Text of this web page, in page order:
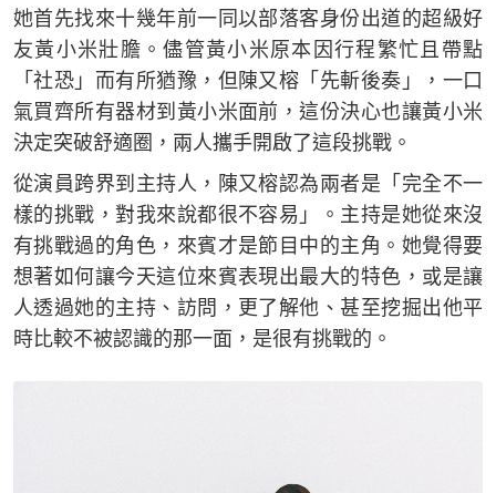
她首先找來十幾年前一同以部落客身份出道的超級好
友黃小米壯膽。儘管黃小米原本因行程繁忙且帶點
「社恐」而有所猶豫，但陳又榕「先斬後奏」，一口
氣買齊所有器材到黃小米面前，這份決心也讓黃小米
決定突破舒適圈，兩人攜手開啟了這段挑戰。
從演員跨界到主持人，陳又榕認為兩者是「完全不一
樣的挑戰，對我來說都很不容易」。主持是她從來沒
有挑戰過的角色，來賓才是節目中的主角。她覺得要
想著如何讓今天這位來賓表現出最大的特色，或是讓
人透過她的主持、訪問，更了解他、甚至挖掘出他平
時比較不被認識的那一面，是很有挑戰的。